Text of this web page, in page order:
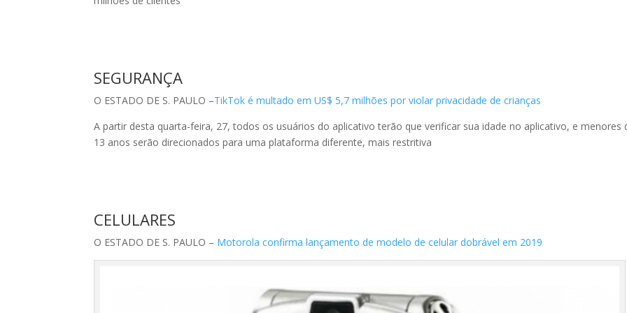
SEGURANÇA
O ESTADO DE S. PAULO –TikTok é multado em US$ 5,7 milhões por violar privacidade de crianças
A partir desta quarta-feira, 27, todos os usuários do aplicativo terão que verificar sua idade no aplicativo, e menores
13 anos serão direcionados para uma plataforma diferente, mais restritiva
CELULARES
O ESTADO DE S. PAULO – Motorola confirma lançamento de modelo de celular dobrável em 2019